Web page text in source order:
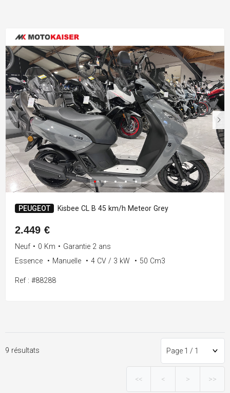
PEUGEOT Kisbee CL B 45 km/h Meteor Grey
2.449 €
Neuf • 0 Km • Garantie 2 ans
Essence
• Manuelle • 4 CV / 3 kW • 50 Cm3
Ref : #88288
9 résultats
<< < > >>